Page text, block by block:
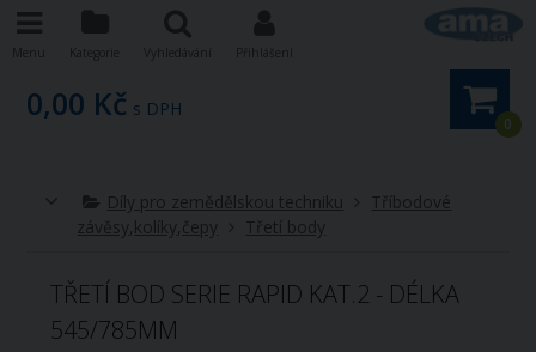
0
0,00 Kč s DPH
Díly pro zemědělskou techniku
Tříbodové
závěsy,kolíky,čepy
Třetí body
TŘETÍ BOD SERIE RAPID KAT.2 - DÉLKA
545/785MM
Menu Kategorie Vyhledávání Přihlášení